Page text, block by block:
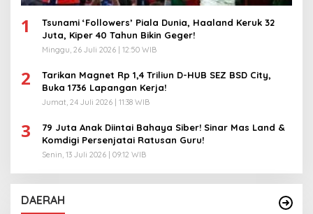
1
Tsunami ‘Followers’ Piala Dunia, Haaland Keruk 32
Juta, Kiper 40 Tahun Bikin Geger!
Minggu, 26 Juli 2026 | 12:50 WIB
2
Tarikan Magnet Rp 1,4 Triliun D-HUB SEZ BSD City,
Buka 1736 Lapangan Kerja!
Jumat, 24 Juli 2026 | 11:38 WIB
3
79 Juta Anak Diintai Bahaya Siber! Sinar Mas Land &
Komdigi Persenjatai Ratusan Guru!
Senin, 13 Juli 2026 | 09:12 WIB
DAERAH